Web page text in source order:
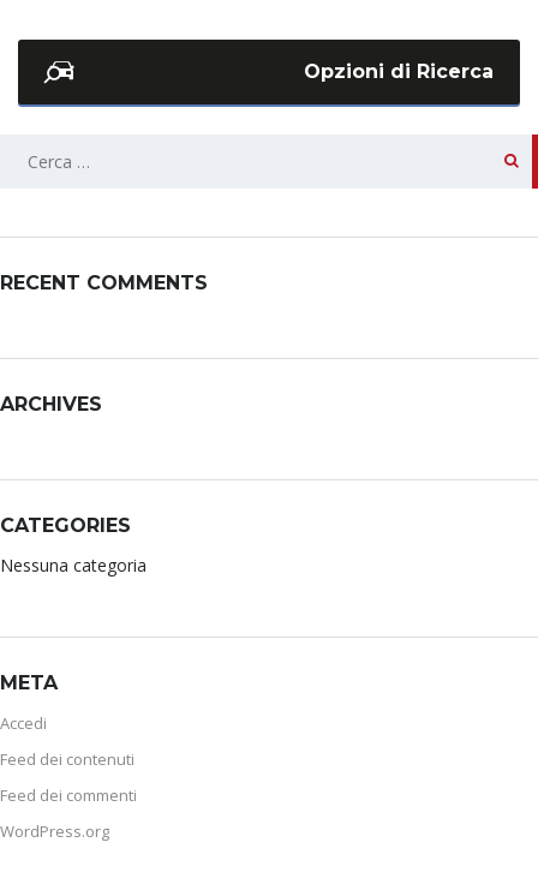
Opzioni di Ricerca
RECENT COMMENTS
ARCHIVES
CATEGORIES
Nessuna categoria
META
Accedi
Feed dei contenuti
Feed dei commenti
WordPress.org